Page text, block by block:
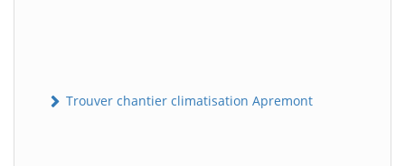
Trouver chantier climatisation Apremont